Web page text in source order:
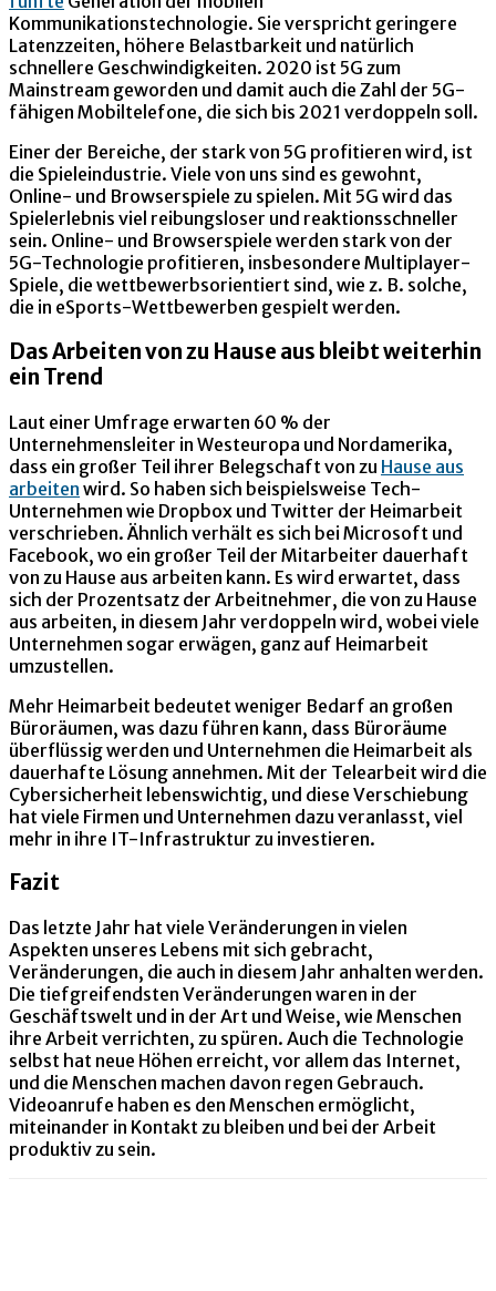
Kommunikationstechnologie. Sie verspricht geringere
Latenzzeiten, höhere Belastbarkeit und natürlich
schnellere Geschwindigkeiten. 2020 ist 5G zum
Mainstream geworden und damit auch die Zahl der 5G-
fähigen Mobiltelefone, die sich bis 2021 verdoppeln soll.
Einer der Bereiche, der stark von 5G profitieren wird, ist
die Spieleindustrie. Viele von uns sind es gewohnt,
Online- und Browserspiele zu spielen. Mit 5G wird das
Spielerlebnis viel reibungsloser und reaktionsschneller
sein. Online- und Browserspiele werden stark von der
5G-Technologie profitieren, insbesondere Multiplayer-
Spiele, die wettbewerbsorientiert sind, wie z. B. solche,
die in eSports-Wettbewerben gespielt werden.
Das Arbeiten von zu Hause aus bleibt weiterhin
ein Trend
Laut einer Umfrage erwarten 60 % der
Unternehmensleiter in Westeuropa und Nordamerika,
dass ein großer Teil ihrer Belegschaft von zu Hause aus
arbeiten wird. So haben sich beispielsweise Tech-
Unternehmen wie Dropbox und Twitter der Heimarbeit
verschrieben. Ähnlich verhält es sich bei Microsoft und
Facebook, wo ein großer Teil der Mitarbeiter dauerhaft
von zu Hause aus arbeiten kann. Es wird erwartet, dass
sich der Prozentsatz der Arbeitnehmer, die von zu Hause
aus arbeiten, in diesem Jahr verdoppeln wird, wobei viele
Unternehmen sogar erwägen, ganz auf Heimarbeit
umzustellen.
Mehr Heimarbeit bedeutet weniger Bedarf an großen
Büroräumen, was dazu führen kann, dass Büroräume
überflüssig werden und Unternehmen die Heimarbeit als
dauerhafte Lösung annehmen. Mit der Telearbeit wird die
Cybersicherheit lebenswichtig, und diese Verschiebung
hat viele Firmen und Unternehmen dazu veranlasst, viel
mehr in ihre IT-Infrastruktur zu investieren.
Fazit
Das letzte Jahr hat viele Veränderungen in vielen
Aspekten unseres Lebens mit sich gebracht,
Veränderungen, die auch in diesem Jahr anhalten werden.
Die tiefgreifendsten Veränderungen waren in der
Geschäftswelt und in der Art und Weise, wie Menschen
ihre Arbeit verrichten, zu spüren. Auch die Technologie
selbst hat neue Höhen erreicht, vor allem das Internet,
und die Menschen machen davon regen Gebrauch.
Videoanrufe haben es den Menschen ermöglicht,
miteinander in Kontakt zu bleiben und bei der Arbeit
produktiv zu sein.